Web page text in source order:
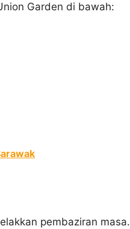
Garden di bawah:
pembaziran masa.